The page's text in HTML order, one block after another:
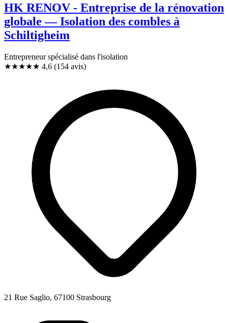
HK RENOV - Entreprise de la rénovation
globale — Isolation des combles à
Schiltigheim
Entrepreneur spécialisé dans l'isolation
★★★★★ 4,6 (154 avis)
21 Rue Saglio, 67100 Strasbourg